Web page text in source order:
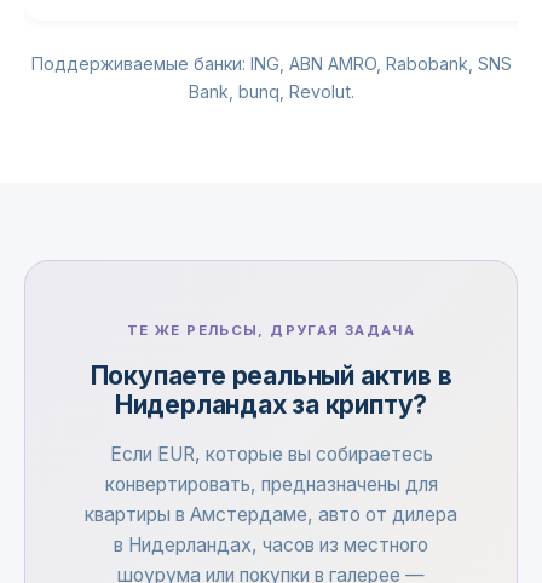
Поддерживаемые банки: ING, ABN AMRO, Rabobank, SNS
Bank, bunq, Revolut.
ТЕ ЖЕ РЕЛЬСЫ, ДРУГАЯ ЗАДАЧА
Покупаете реальный актив в
Нидерландах за крипту?
Если EUR, которые вы собираетесь
конвертировать, предназначены для
квартиры в Амстердаме, авто от дилера
в Нидерландах, часов из местного
шоурума или покупки в галерее —